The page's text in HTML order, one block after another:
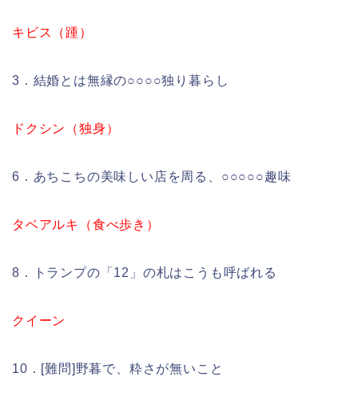
キビス（踵）
3．結婚とは無縁の○○○○独り暮らし
ドクシン（独身）
6．あちこちの美味しい店を周る、○○○○○趣味
タベアルキ（食べ歩き）
8．トランプの「12」の札はこうも呼ばれる
クイーン
10．[難問]野暮で、粋さが無いこと